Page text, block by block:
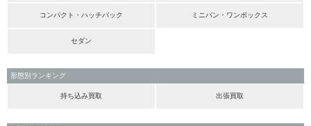
コンパクト・ハッチバック ミニバン・ワンボックス
セダン
形態別ランキング
持ち込み買取 出張買取